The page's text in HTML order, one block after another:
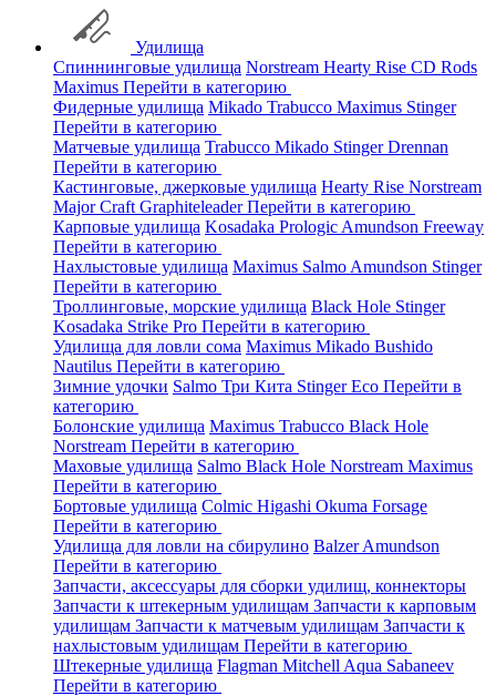
Удилища
Спиннинговые удилища Norstream Hearty Rise CD Rods
Maximus Перейти в категорию
Фидерные удилища Mikado Trabucco Maximus Stinger
Перейти в категорию
Матчевые удилища Trabucco Mikado StingerDrennan
Перейти в категорию
Кастинговые, джерковые удилища Hearty Rise Norstream
Major Craft GraphiteleaderПерейти в категорию
Карповые удилища Kosadaka Prologic Amundson Freeway
Перейти в категорию
Нахлыстовые удилища Maximus Salmo Amundson Stinger
Перейти в категорию
Троллинговые, морские удилища Black Hole Stinger
Kosadaka Strike Pro Перейти в категорию
Удилища для ловли сома Maximus Mikado Bushido
Nautilus Перейти в категорию
Зимние удочки Salmo Три Кита StingerEco Перейти в
категорию
Болонские удилища Maximus Trabucco Black Hole
Norstream Перейти в категорию
Маховые удилища Salmo Black Hole Norstream Maximus
Перейти в категорию
Бортовые удилища Colmic Higashi Okuma Forsage
Перейти в категорию
Удилища для ловли на сбирулино BalzerAmundson
Перейти в категорию
Запчасти, аксессуары для сборки удилищ, коннекторы
Запчасти к штекерным удилищам Запчасти к карповым
удилищам Запчасти к матчевым удилищам Запчасти к
нахлыстовым удилищам Перейти в категорию
Штекерные удилища Flagman Mitchell Aqua Sabaneev
Перейти в категорию